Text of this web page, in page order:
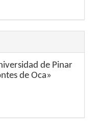
de Pinar
de Oca»